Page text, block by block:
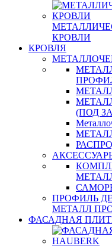
КРОВЛИ
КРОВЛЯ
(ПОД
ПРОФИЛЬ
МЕТАЛЛ
ФАСАДНАЯ